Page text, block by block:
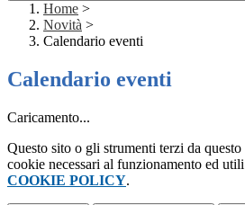
Home >
Novità >
Calendario eventi
Calendario eventi
Caricamento...
Questo sito o gli strumenti terzi da
cookie necessari al funzionamento ed
COOKIE POLICY.